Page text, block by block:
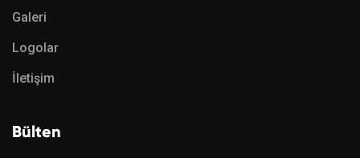
Galeri
Logolar
İletişim
Bülten